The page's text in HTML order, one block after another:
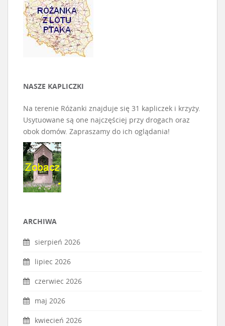
NASZE KAPLICZKI
Na terenie Różanki znajduje się 31 kapliczek i krzyży.
Usytuowane są one najczęściej przy drogach oraz
obok domów. Zapraszamy do ich oglądania!
ARCHIWA
sierpień 2026
lipiec 2026
czerwiec 2026
maj 2026
kwiecień 2026